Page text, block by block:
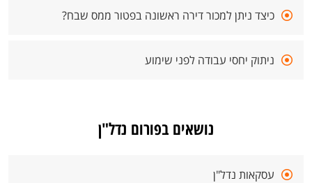
כיצד ניתן למכור דירה ראשונה בפטור ממס שבח?
ניתוק יחסי עבודה לפני שימוע
נושאים בפורום נדל"ן
עסקאות נדל"ן